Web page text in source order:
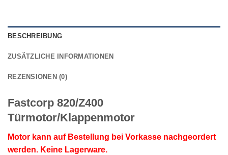
BESCHREIBUNG
ZUSÄTZLICHE INFORMATIONEN
REZENSIONEN (0)
Fastcorp 820/Z400
Türmotor/Klappenmotor
Motor kann auf Bestellung bei Vorkasse nachgeordert
werden. Keine Lagerware.